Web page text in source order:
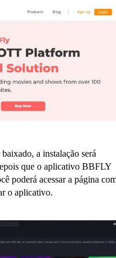
a instalação será
que o aplicativo BBFLY
poderá acessar a página
o aplicativo.